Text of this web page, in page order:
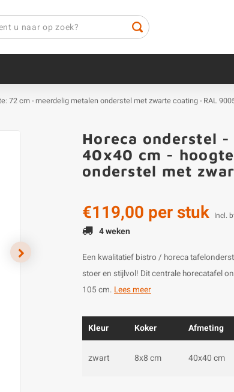
72 cm - meerdelig metalen onderstel met zwarte coating - RAL
Horeca onderstel
40x40 cm -
onderstel met
€119,00 per stuk Incl.
4 weken
Een kwalitatief bistro / horeca
stoer en stijlvol! Dit centrale horecatafel
105 cm. Lees meer
Kleur Koker Afmeting
zwart 8x8 cm 40x40 cm